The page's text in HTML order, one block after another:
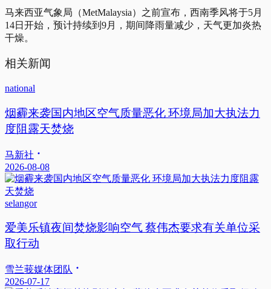
马来西亚气象局（MetMalaysia）之前宣布，西南季风将于5月
14日开始，预计持续到9月，期间降雨量减少，天气更加炎热
干燥。
相关新闻
national
烟霾来袭国内地区空气质量恶化 环境局加大执法力
度阻露天焚烧
马新社
2026-08-08
selangor
爱美乐镇夜间焚烧影响空气 蔡伟杰要求有关单位采
取行动
雪兰莪媒体团队
2026-07-17